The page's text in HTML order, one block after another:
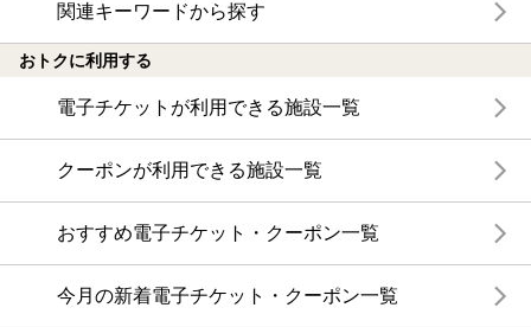
関連キーワードから探す
おトクに利用する
電子チケットが利用できる施設一覧
クーポンが利用できる施設一覧
おすすめ電子チケット・クーポン一覧
今月の新着電子チケット・クーポン一覧